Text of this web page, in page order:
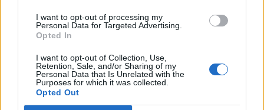
I want to opt-out of processing my
Personal Data for Targeted Advertising.
Opted In
I want to opt-out of Collection, Use,
Retention, Sale, and/or Sharing of my
Personal Data that Is Unrelated with the
Purposes for which it was collected.
Opted Out
με δικό της περιεχόμενο, καταλήγει να παράγει όλο και πιο
άψυχο, προβλέψιμο και μέτριο υλικό. Με λίγα λόγια, το